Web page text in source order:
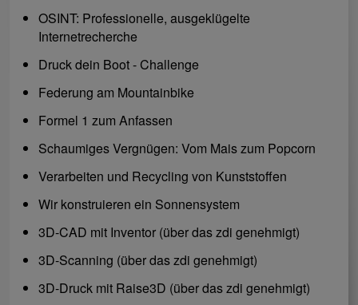
OSINT: Professionelle, ausgeklügelte
Internetrecherche
Druck dein Boot - Challenge
Federung am Mountainbike
Formel 1 zum Anfassen
Schaumiges Vergnügen: Vom Mais zum Popcorn
Verarbeiten und Recycling von Kunststoffen
Wir konstruieren ein Sonnensystem
3D-CAD mit Inventor (über das zdi genehmigt)
3D-Scanning (über das zdi genehmigt)
3D-Druck mit Raise3D (über das zdi genehmigt)